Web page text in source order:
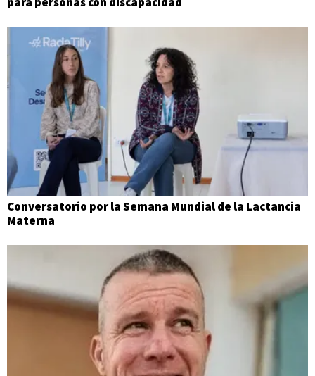
Conversatorio por la Semana Mundial de la Lactancia
Materna